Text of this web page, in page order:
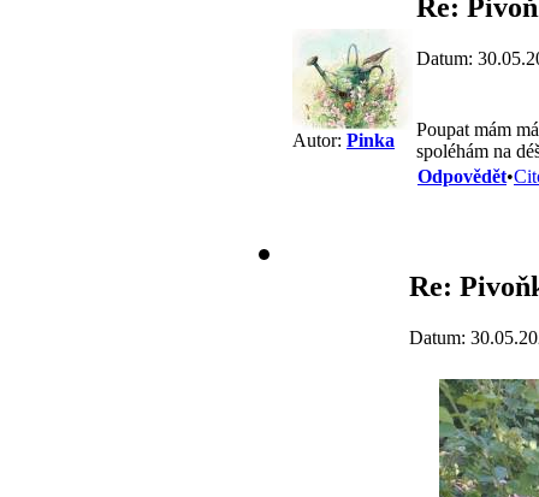
Autor: Pinka
Re:
Datum:
Poupat mám
spoléhám na
Odpovědět•
Re:
Datum: